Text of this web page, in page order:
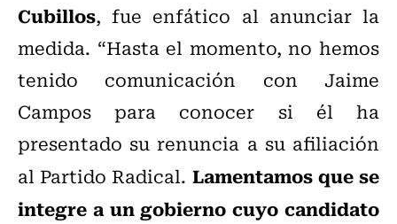
Cubillos, fue enfático al anunciar la
medida. “Hasta el momento, no hemos
tenido comunicación con Jaime
Campos para conocer si él ha
presentado su renuncia a su afiliación
al Partido Radical. Lamentamos que se
integre a un gobierno cuyo candidato